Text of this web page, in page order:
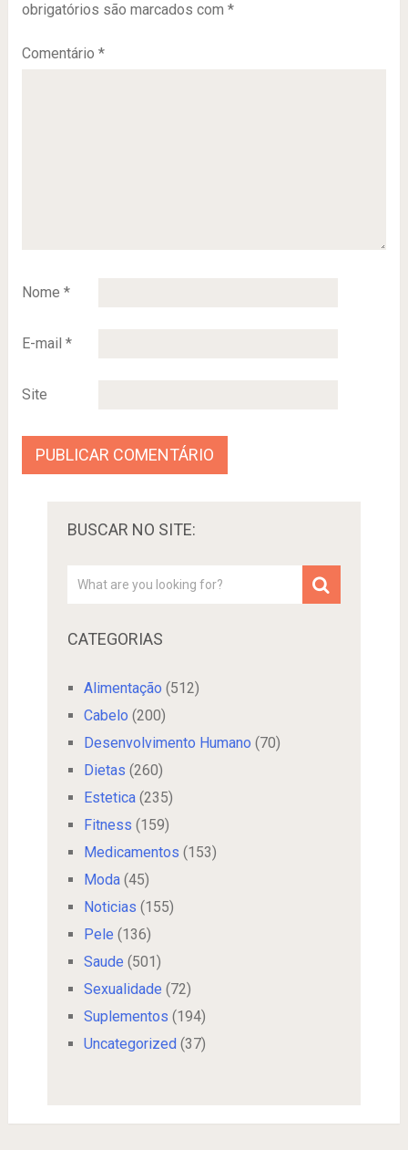
obrigatórios são marcados com *
Comentário *
Nome *
E-mail *
Site
BUSCAR NO SITE:
CATEGORIAS
Alimentação (512)
Cabelo (200)
Desenvolvimento Humano (70)
Dietas (260)
Estetica(235)
Fitness (159)
Medicamentos (153)
Moda(45)
Noticias (155)
Pele (136)
Saude (501)
Sexualidade (72)
Suplementos (194)
Uncategorized (37)